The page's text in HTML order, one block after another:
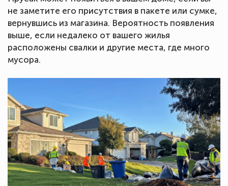
не заметите его присутствия в пакете или сумке,
вернувшись из магазина. Вероятность появления
выше, если недалеко от вашего жилья
расположены свалки и другие места, где много
мусора.